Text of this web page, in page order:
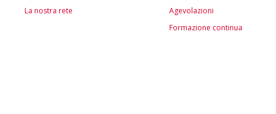
La nostra rete
Agevolazioni
Formazione continua